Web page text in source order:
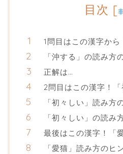
目次 [
1問目はこの漢字から
「沖する」の読み方
正解は…
2問目はこの漢字！「
「初々しい」読み方
「初々しい」の読み
最後はこの漢字！「愛
「愛猫」読み方のヒ